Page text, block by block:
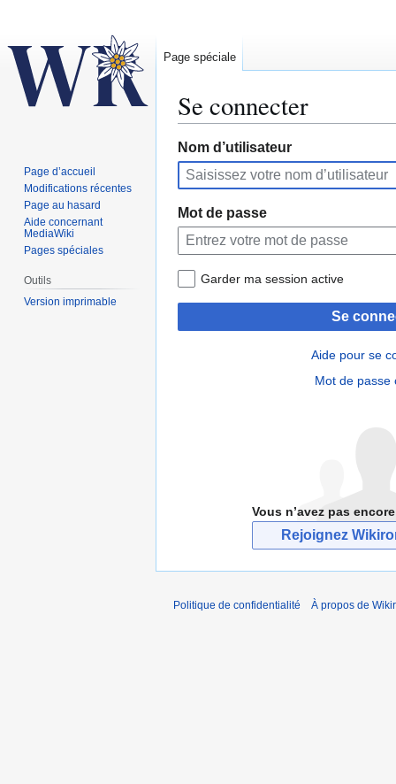
Se connecter
Aller
à
la
navigation
Aller
à
la
recherche
Nom d’utilisateur
Mot de passe
Garder ma session active
Se
Aide pour se
Mot de passe
Vous n’avez pas
Rejoignez
Page spéciale
Page d’accueil
Modifications récentes
Page au hasard
Aide concernant
MediaWiki
Pages spéciales
Outils
Version imprimable
Politique de confidentialité À propos de